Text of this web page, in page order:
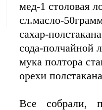
мед-1 столовая
сл.масло-
сахар-полстакана
сода-полчайной
мука полтора
орехи полстакана
Все собрали,